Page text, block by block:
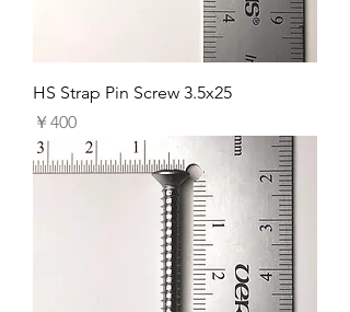
HS Strap Pin Screw 3.5x25
価格
￥400